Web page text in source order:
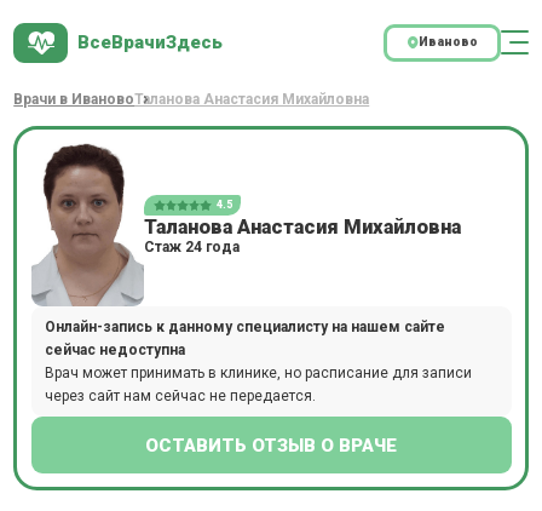
ВсеВрачиЗдесь Иваново
Врачи в ИвановоТаланова Анастасия Михайловна
4.5
Таланова Анастасия Михайловна
Стаж 24 года
Онлайн-запись к данному специалисту на нашем сайте
сейчас недоступна
Врач может принимать в клинике, но расписание для записи
через сайт нам сейчас не передается.
ОСТАВИТЬ ОТЗЫВ О ВРАЧЕ